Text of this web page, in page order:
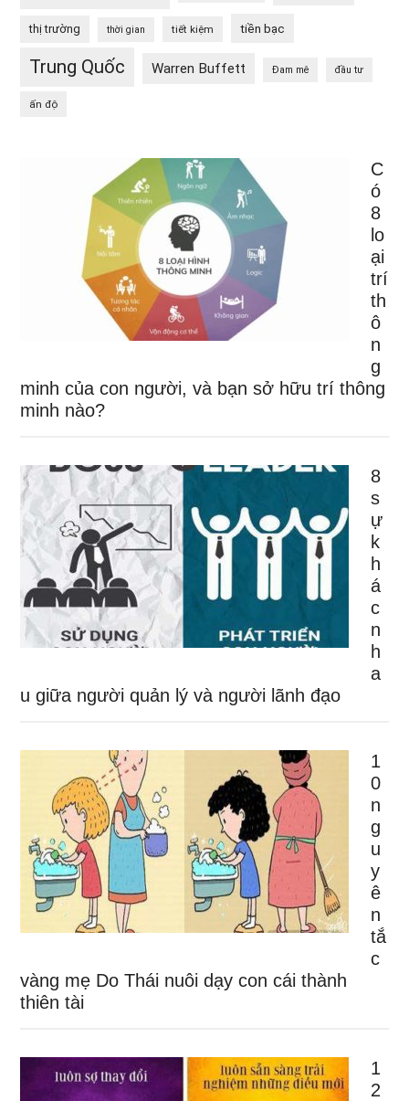
thị trường thời gian tiết kiệm tiền bạc
Trung Quốc Warren Buffett Đam mê đầu tư
ấn độ
C
ó
8
lo
ại
trí
th
ô
n
g
minh của con người, và bạn sở hữu trí thông
minh nào?
8
s
ự
k
h
á
c
n
h
a
u giữa người quản lý và người lãnh đạo
1
0
n
g
u
y
ê
n
tắ
c
vàng mẹ Do Thái nuôi dạy con cái thành
thiên tài
1
2